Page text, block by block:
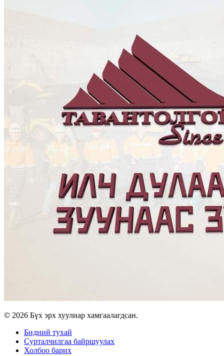
© 2026 Бүх эрх хуулиар хамгаалагдсан.
Бидний тухай
Сурталчилгаа байршуулах
Холбоо барих